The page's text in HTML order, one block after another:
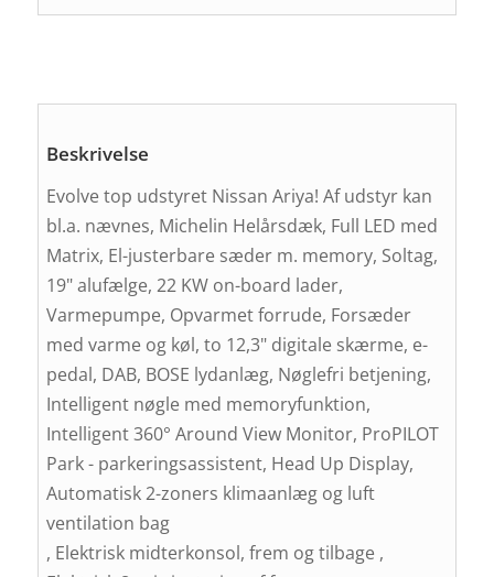
Beskrivelse
Evolve top udstyret Nissan Ariya! Af udstyr kan
bl.a. nævnes, Michelin Helårsdæk, Full LED med
Matrix, El-justerbare sæder m. memory, Soltag,
19" alufælge, 22 KW on-board lader,
Varmepumpe, Opvarmet forrude, Forsæder
med varme og køl, to 12,3" digitale skærme, e-
pedal, DAB, BOSE lydanlæg, Nøglefri betjening,
Intelligent nøgle med memoryfunktion,
Intelligent 360° Around View Monitor, ProPILOT
Park - parkeringsassistent, Head Up Display,
Automatisk 2-zoners klimaanlæg og luft
ventilation bag
, Elektrisk midterkonsol, frem og tilbage ,